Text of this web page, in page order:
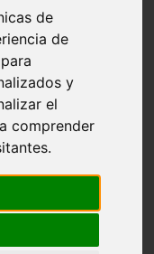
de
de
y
el
comprender